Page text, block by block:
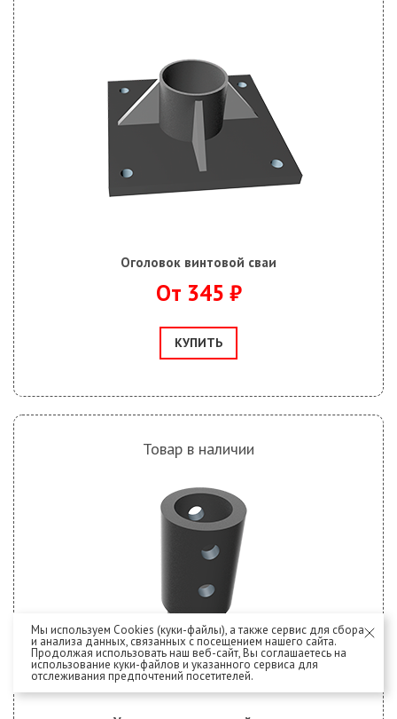
Мы используем Cookies (куки-файлы), а также сервис для сбора
и анализа данных, связанных с посещением нашего сайта.
Продолжая использовать наш веб-сайт, Вы соглашаетесь на
использование куки-файлов и указанного сервиса для
отслеживания предпочтений посетителей.
Оголовок винтовой сваи
От 345 ₽
КУПИТЬ
Товар в наличии